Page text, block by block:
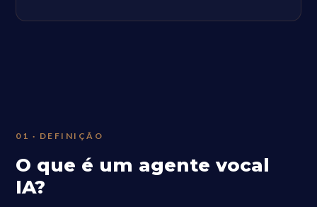
01 · DEFINIÇÃO
O que é um agente vocal
IA?